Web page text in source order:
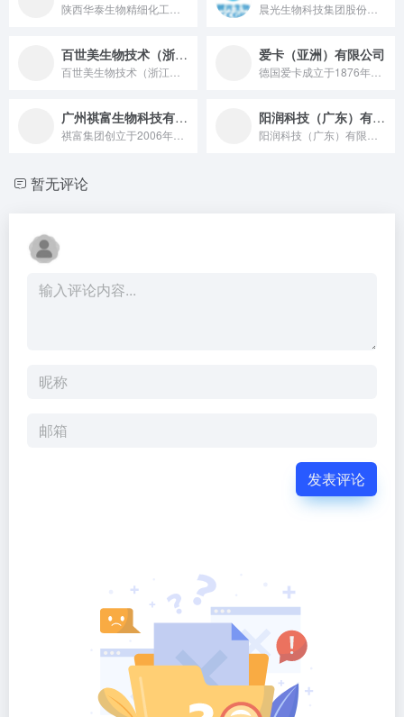
百世美生物技术（浙江）有限公司 爱卡（亚洲）有限公司
广州祺富生物科技有限公司 阳润科技（广东）有限公司
暂无评论
发表评论